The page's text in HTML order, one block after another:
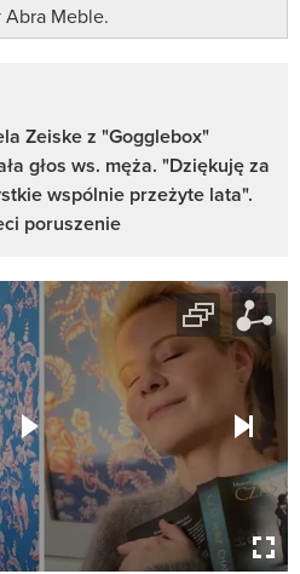
Meble.
Zeiske z "Gogglebox"
głos ws. męża. "Dziękuję za
wspólnie przeżyte lata".
poruszenie